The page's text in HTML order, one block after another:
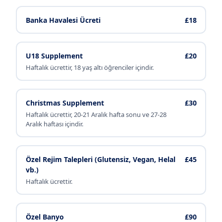
Banka Havalesi Ücreti £18
U18 Supplement
Haftalık ücrettir, 18 yaş altı öğrenciler içindir.
£20
Christmas Supplement
Haftalık ücrettir, 20-21 Aralık hafta sonu ve 27-28
Aralık haftası içindir.
£30
Özel Rejim Talepleri (Glutensiz, Vegan, Helal
vb.)
Haftalık ücrettir.
£45
Özel Banyo £90